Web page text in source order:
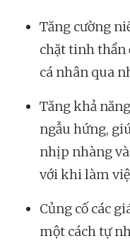
Tăng cường
chặt tinh thần
cá nhân qua
Tăng khả
ngẫu hứng,
nhịp nhàng
với khi làm
Củng cố các
một cách tự